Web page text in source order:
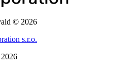
© 2026
s.r.o.